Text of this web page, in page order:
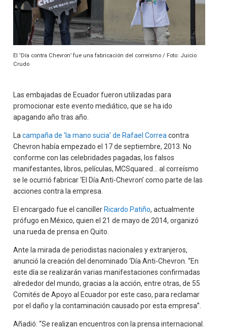
El 'Día contra Chevron’ fue una fabricación del correísmo / Foto: Juicio
Crudo
Las embajadas de Ecuador fueron utilizadas para
promocionar este evento mediático, que se ha ido
apagando año tras año.
Lacampaña de ‘la mano sucia’ de Rafael Correa contra
Chevron había empezado el 17 de septiembre, 2013. No
conforme con las celebridades pagadas, los falsos
manifestantes, libros, películas, MCSquared… al correísmo
se le ocurrió fabricar ‘El Día Anti-Chevron’ como parte de las
acciones contra la empresa.
El encargado fue el cancillerRicardo Patiño, actualmente
prófugo en México, quien el 21 de mayo de 2014, organizó
una rueda de prensa en Quito.
Ante la mirada de periodistas nacionales y extranjeros,
anunció la creación del denominado ‘Día Anti-Chevron. “En
este día se realizarán varias manifestaciones confirmadas
alrededor del mundo, gracias a la acción, entre otras, de 55
Comités de Apoyo al Ecuador por este caso, para reclamar
por el daño y la contaminación causado por esta empresa”.
Añadió: “Se realizan encuentros con la prensa internacional.